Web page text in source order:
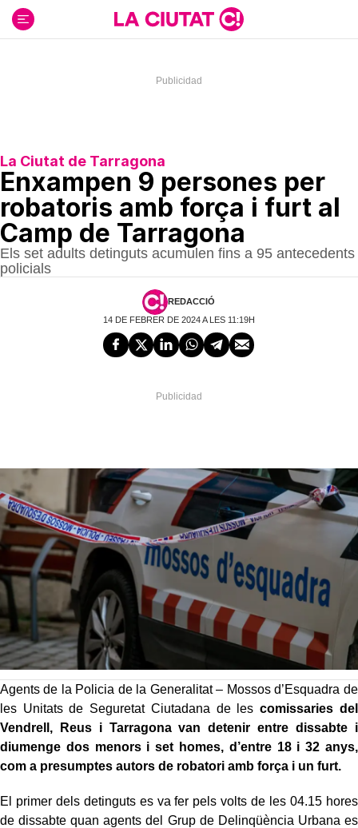
contenido
La Ciutat de Tarragona
Enxampen 9 persones per
robatoris amb força i furt al
Camp de Tarragona
Els set adults detinguts acumulen fins a 95 antecedents
policials
REDACCIÓ
14 DE FEBRER DE 2024 A LES 11:19H
Agents de la Policia de la Generalitat – Mossos d’Esquadra de
les Unitats de Seguretat Ciutadana de les comissaries del
Vendrell, Reus i Tarragona van detenir entre dissabte i
diumenge dos menors i set homes, d’entre 18 i 32 anys,
com a presumptes autors de robatori amb força i un furt.
El primer dels detinguts es va fer pels volts de les 04.15 hores
de dissabte quan agents del Grup de Delinqüència Urbana es